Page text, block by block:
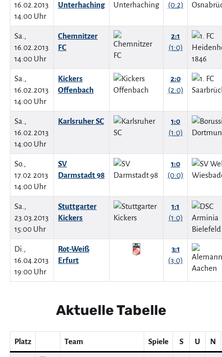
16.02.2013
14:00 Uhr
Unterhaching
(0:2)
Sa.,
16.02.2013
14:00 Uhr
Chemnitzer
FC
2:1
(1:0)
Sa.,
16.02.2013
14:00 Uhr
Kickers
Offenbach
2:0
(2:0)
Sa.,
16.02.2013
14:00 Uhr
Karlsruher SC
1:0
(1:0)
So.,
17.02.2013
14:00 Uhr
SV
Darmstadt 98
1:0
(0:0)
Sa.,
23.03.2013
15:00 Uhr
Stuttgarter
Kickers
1:1
(1:0)
Di.,
16.04.2013
19:00 Uhr
Rot-Weiß
Erfurt
3:1
(3:0)
Aktuelle Tabelle
Platz Team Spiele S U N